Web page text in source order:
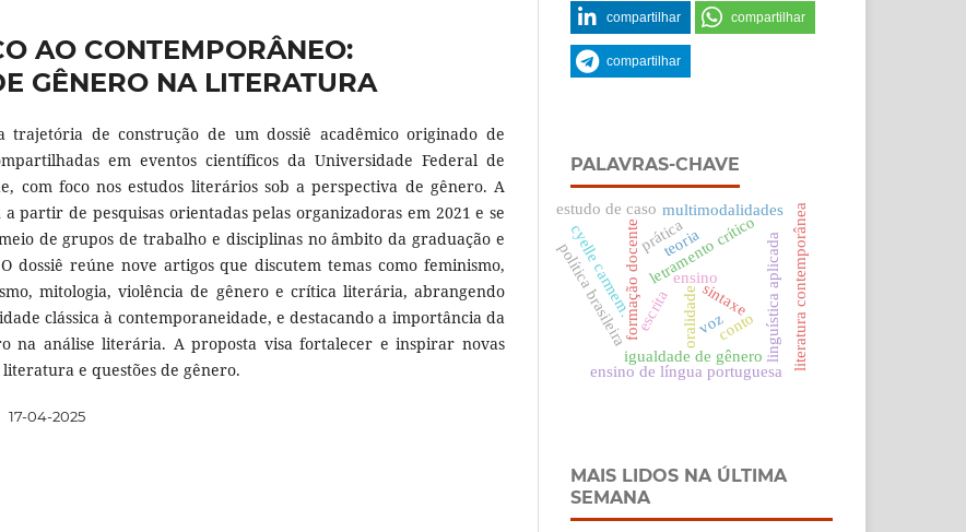
AO CONTEMPORÂNEO:
GÊNERO NA LITERATURA
trajetória de construção de um dossiê acadêmico originado de
em eventos científicos da Universidade Federal de
com foco nos estudos literários sob a perspectiva de gênero. A
partir de pesquisas orientadas pelas organizadoras em 2021 e se
de grupos de trabalho e disciplinas no âmbito da graduação e
dossiê reúne nove artigos que discutem temas como feminismo,
mitologia, violência de gênero e crítica literária, abrangendo
clássica à contemporaneidade, e destacando a importância da
na análise literária. A proposta visa fortalecer e inspirar novas
literatura e questões de gênero.
17-04-2025
compartilhar compartilhar
compartilhar
PALAVRAS-CHAVE
formação docente teoria
prática
ensino
oralidade
letramento crítico
multimodalidades
igualdade de gênero
ensino de língua portuguesa
linguística aplicada
sintaxe
política brasileira
cyelle carmem.
estudo de caso
escrita literatura contemporânea
conto
voz
MAIS LIDOS NA ÚLTIMA
SEMANA